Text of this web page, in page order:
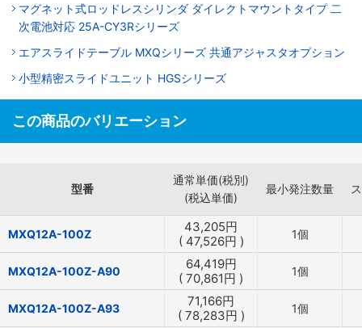
マグネット式ロッドレスシリンダ ダイレクトマウントタイプ 二
次電池対応 25A-CY3Rシリーズ
エアスライドテーブル MXQシリーズ 共通アジャスタオプション
小型精密スライドユニット HGSシリーズ
この商品のバリエーション
型番
通常単価(税別)
(税込単価)
最小発注数量
MXQ12A-100Z 43,205円
( 47,526円 ) 1個
MXQ12A-100Z-A90 64,419円
( 70,861円 ) 1個
MXQ12A-100Z-A93 71,166円
( 78,283円 ) 1個